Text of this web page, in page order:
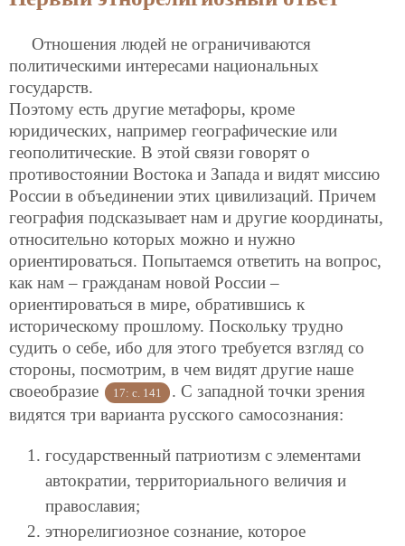
Отношения людей не ограничиваются
политическими интересами национальных
государств.
Поэтому есть другие метафоры, кроме
юридических, например географические или
геополитические. В этой связи говорят о
противостоянии Востока и Запада и видят миссию
России в объединении этих цивилизаций. Причем
география подсказывает нам и другие координаты,
относительно которых можно и нужно
ориентироваться. Попытаемся ответить на вопрос,
как нам – гражданам новой России –
ориентироваться в мире, обратившись к
историческому прошлому. Поскольку трудно
судить о себе, ибо для этого требуется взгляд со
стороны, посмотрим, в чем видят другие наше
своеобразие
17: с. 141
. С западной точки зрения
видятся три варианта русского самосознания:
государственный патриотизм с элементами
автократии, территориального величия и
православия;
этнорелигиозное сознание, которое